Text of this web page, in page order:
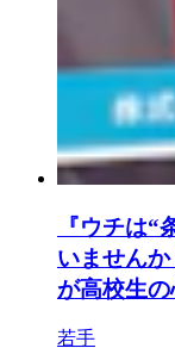
『ウチは
いません
が高校生
若手